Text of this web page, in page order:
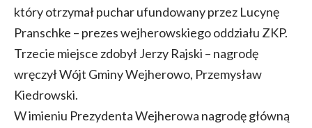
który otrzymał puchar ufundowany przez Lucynę
Pranschke – prezes wejherowskiego oddziału ZKP.
Trzecie miejsce zdobył Jerzy Rajski – nagrodę
wręczył Wójt Gminy Wejherowo, Przemysław
Kiedrowski.
W imieniu Prezydenta Wejherowa nagrodę główną